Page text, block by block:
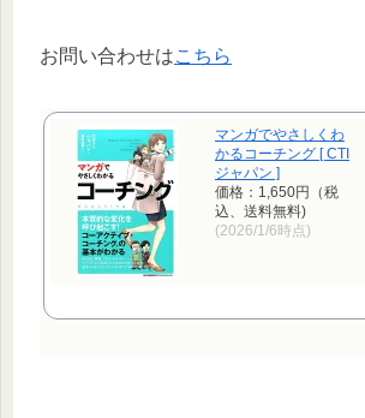
お問い合わせはこちら
マンガでやさしくわ
かるコーチング [ CTI
ジャパン ]
価格：1,650円（税
込、送料無料)
(2026/1/6時点)